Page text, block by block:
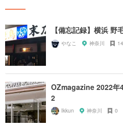
【備忘記録】横浜 野
やなこ 神奈川 14
OZmagazine 2022年
2
Ikkun 神奈川 0